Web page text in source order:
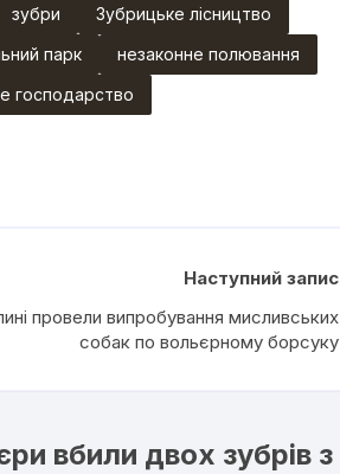
зубри
Зубрицьке лісництво
парк
незаконне полювання
господарство
Наступний запис
провели випробування мисливських
собак по вольєрному борсуку
вбили двох зубрів з